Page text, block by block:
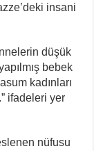
insani
düşük
bebek
kadınları
ifadeleri yer
nüfusu